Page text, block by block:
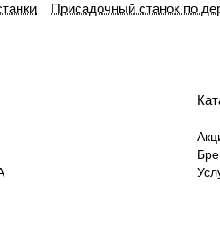
Присадочный станок по